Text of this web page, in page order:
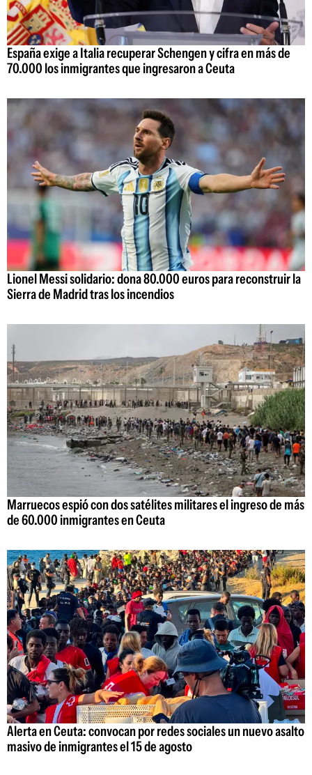
España exige a Italia recuperar Schengen y cifra en más de
70.000 los inmigrantes que ingresaron a Ceuta
Lionel Messi solidario: dona 80.000 euros para reconstruir la
Sierra de Madrid tras los incendios
Marruecos espió con dos satélites militares el ingreso de más
de 60.000 inmigrantes en Ceuta
Alerta en Ceuta: convocan por redes sociales un nuevo asalto
masivo de inmigrantes el 15 de agosto